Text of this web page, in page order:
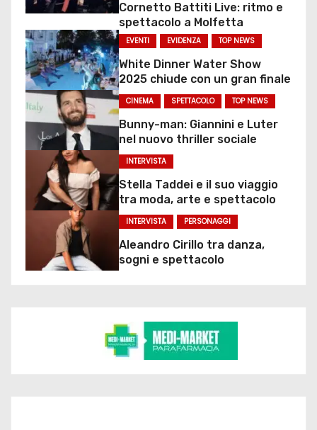
Cornetto Battiti Live: ritmo e
spettacolo a Molfetta
EVENTI EVIDENZA TOP NEWS
White Dinner Water Show
2025 chiude con un gran finale
CINEMA SPETTACOLO TOP NEWS
Bunny-man: Giannini e Luter
nel nuovo thriller sociale
INTERVISTA
Stella Taddei e il suo viaggio
tra moda, arte e spettacolo
INTERVISTA PERSONAGGI
Aleandro Cirillo tra danza,
sogni e spettacolo